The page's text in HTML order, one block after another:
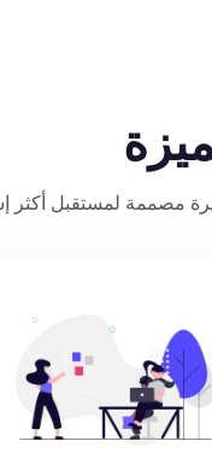
مصممة لمستقبل أكثر